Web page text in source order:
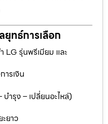
ทธ์การเลือก
LG รุ่นพรีเมียม และ
รเงิน
ำรุง – เปลี่ยนอะไหล่)
ยาว